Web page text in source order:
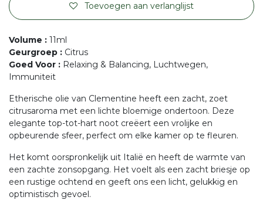
Toevoegen aan verlanglijst
Volume : 11ml
Geurgroep : Citrus
Goed Voor : Relaxing & Balancing, Luchtwegen,
Immuniteit
Etherische olie van Clementine heeft een zacht, zoet
citrusaroma met een lichte bloemige ondertoon. Deze
elegante top-tot-hart noot creëert een vrolijke en
opbeurende sfeer, perfect om elke kamer op te fleuren.
Het komt oorspronkelijk uit Italië en heeft de warmte van
een zachte zonsopgang. Het voelt als een zacht briesje op
een rustige ochtend en geeft ons een licht, gelukkig en
optimistisch gevoel.